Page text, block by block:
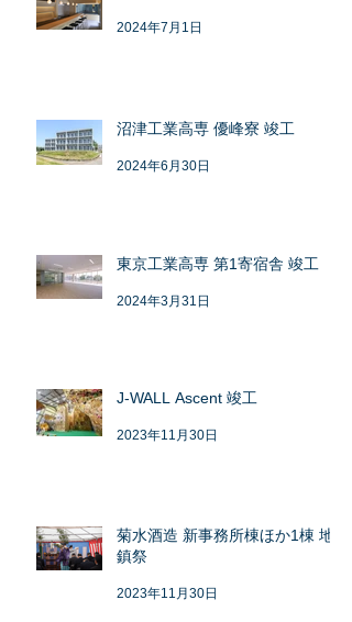
2024年7月1日
沼津工業高専 優峰寮 竣工
2024年6月30日
東京工業高専 第1寄宿舎 竣工
2024年3月31日
J-WALL Ascent 竣工
2023年11月30日
菊水酒造 新事務所棟ほか1棟 地
鎮祭
2023年11月30日